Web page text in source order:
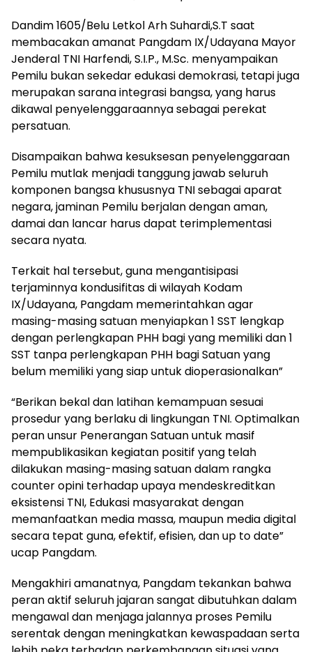
Dandim 1605/Belu Letkol Arh Suhardi,S.T saat
membacakan amanat Pangdam IX/Udayana Mayor
Jenderal TNI Harfendi, S.I.P., M.Sc. menyampaikan
Pemilu bukan sekedar edukasi demokrasi, tetapi juga
merupakan sarana integrasi bangsa, yang harus
dikawal penyelenggaraannya sebagai perekat
persatuan.
Disampaikan bahwa kesuksesan penyelenggaraan
Pemilu mutlak menjadi tanggung jawab seluruh
komponen bangsa khususnya TNI sebagai aparat
negara, jaminan Pemilu berjalan dengan aman,
damai dan lancar harus dapat terimplementasi
secara nyata.
Terkait hal tersebut, guna mengantisipasi
terjaminnya kondusifitas di wilayah Kodam
IX/Udayana, Pangdam memerintahkan agar
masing-masing satuan menyiapkan 1 SST lengkap
dengan perlengkapan PHH bagi yang memiliki dan 1
SST tanpa perlengkapan PHH bagi Satuan yang
belum memiliki yang siap untuk dioperasionalkan”
“Berikan bekal dan latihan kemampuan sesuai
prosedur yang berlaku di lingkungan TNI. Optimalkan
peran unsur Penerangan Satuan untuk masif
mempublikasikan kegiatan positif yang telah
dilakukan masing-masing satuan dalam rangka
counter opini terhadap upaya mendeskreditkan
eksistensi TNI, Edukasi masyarakat dengan
memanfaatkan media massa, maupun media digital
secara tepat guna, efektif, efisien, dan up to date”
ucap Pangdam.
Mengakhiri amanatnya, Pangdam tekankan bahwa
peran aktif seluruh jajaran sangat dibutuhkan dalam
mengawal dan menjaga jalannya proses Pemilu
serentak dengan meningkatkan kewaspadaan serta